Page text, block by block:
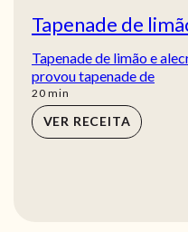
Tapenade de
Tapenade de limão e
provou tapenade de
20min
min
VER RECEITA